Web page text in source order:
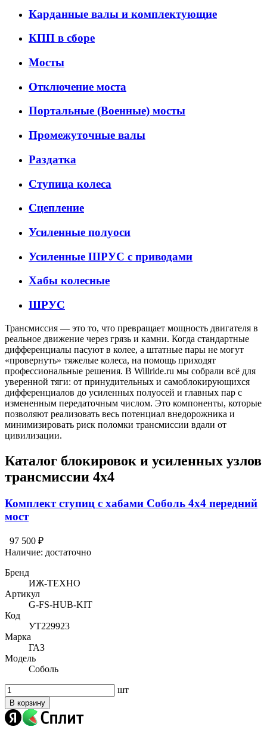
Карданные валы и комплектующие
КПП в сборе
Мосты
Отключение моста
Портальные (Военные) мосты
Промежуточные валы
Раздатка
Ступица колеса
Сцепление
Усиленные полуоси
Усиленные ШРУС с приводами
Хабы колесные
ШРУС
Трансмиссия — это то, что превращает мощность двигателя в
реальное движение через грязь и камни. Когда стандартные
дифференциалы пасуют в колее, а штатные пары не могут
«провернуть» тяжелые колеса, на помощь приходят
профессиональные решения. В Willride.ru мы собрали всё для
уверенной тяги: от принудительных и самоблокирующихся
дифференциалов до усиленных полуосей и главных пар с
измененным передаточным числом. Это компоненты, которые
позволяют реализовать весь потенциал внедорожника и
минимизировать риск поломки трансмиссии вдали от
цивилизации.
Каталог блокировок и усиленных узлов
трансмиссии 4х4
Комплект ступиц с хабами Соболь 4х4 передний
мост
97 500 ₽
Наличие: достаточно
Бренд
ИЖ-ТЕХНО
Артикул
G-FS-HUB-KIT
Код
УТ229923
Марка
ГАЗ
Модель
Соболь
шт
В корзину